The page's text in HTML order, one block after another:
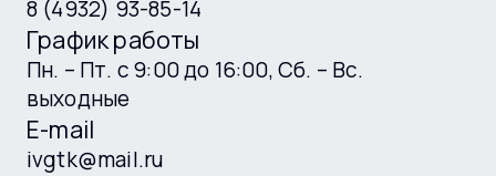
8 (4932) 93-85-14
График работы
Пн. – Пт. с 9:00 до 16:00, Сб. – Вс.
выходные
E-mail
ivgtk@mail.ru